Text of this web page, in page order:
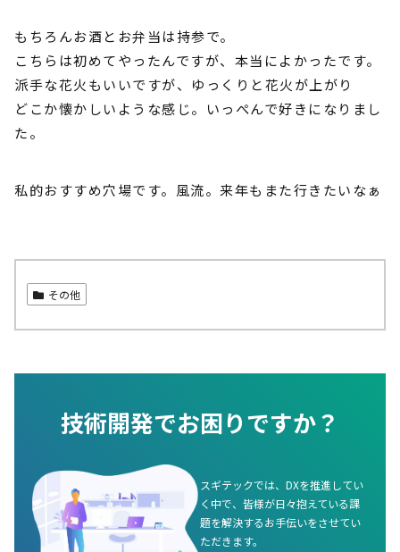
もちろんお酒とお弁当は持参で。
こちらは初めてやったんですが、本当によかったです。
派手な花火もいいですが、ゆっくりと花火が上がり
どこか懐かしいような感じ。いっぺんで好きになりまし
た。
私的おすすめ穴場です。風流。来年もまた行きたいなぁ
その他
技術開発でお困りですか？
スギテックでは、DXを推進してい
く中で、皆様が日々抱えている課
題を解決するお手伝いをさせてい
ただきます。